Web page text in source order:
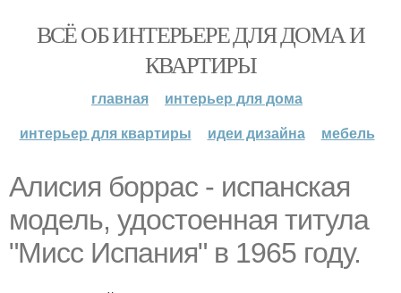
ВСЁ ОБ ИНТЕРЬЕРЕ ДЛЯ ДОМА И
КВАРТИРЫ
главная
интерьер для дома
интерьер для квартиры
идеи дизайна мебель
Алисия боррас - испанская
модель, удостоенная титула
"Мисс Испания" в 1965 году.